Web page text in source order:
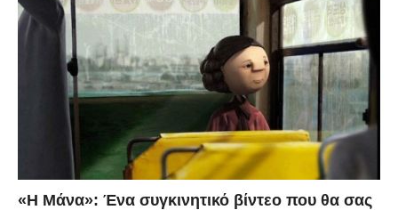
«H Μάνα»: Ένα συγκινητικό βίντεο που θα σας